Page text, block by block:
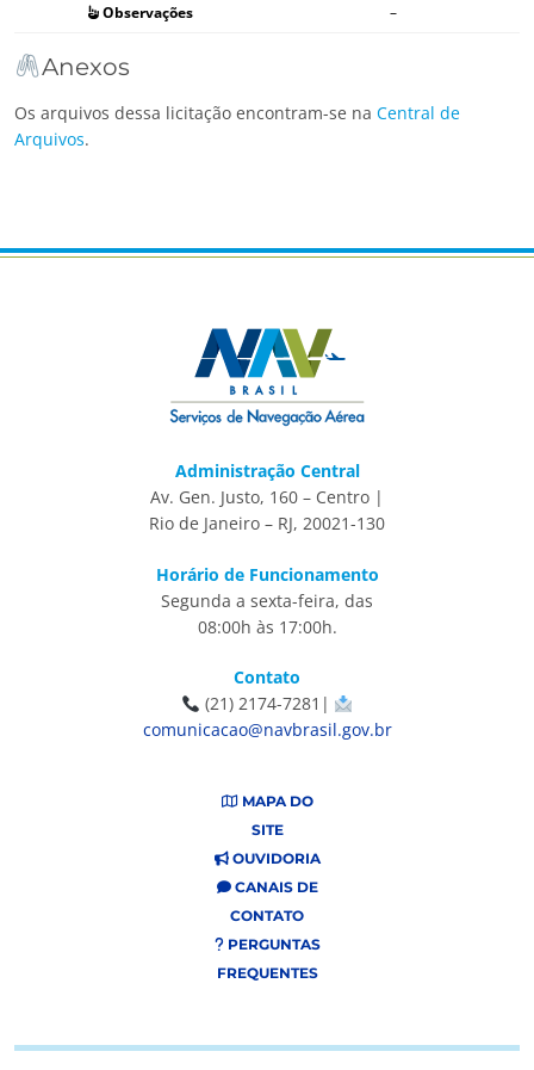
Observações
–
Anexos
Os arquivos dessa licitação encontram-se na Central de
Arquivos.
Administração Central
Av. Gen. Justo, 160 – Centro |
Rio de Janeiro – RJ, 20021-130
Horário de Funcionamento
Segunda a sexta-feira, das
08:00h às 17:00h.
Contato
(21) 2174-7281|
comunicacao@navbrasil.gov.br
MAPA DO
SITE
OUVIDORIA
CANAIS DE
CONTATO
PERGUNTAS
FREQUENTES